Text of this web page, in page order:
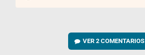
VER2 COMENTARIOS